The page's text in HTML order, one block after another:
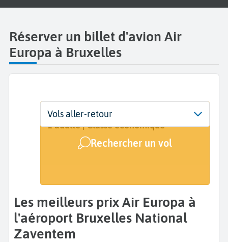
Réserver un billet d'avion Air
Europa à Bruxelles
Départ
Bruxelles National Zaventem (BRU)
Dates
Dates de votre voyage
Voyageurs | Classe
1 adulte | Classe économique
Rechercher un vol
Vols aller-retour
Les meilleurs prix Air Europa à
l'aéroport Bruxelles National
Zaventem